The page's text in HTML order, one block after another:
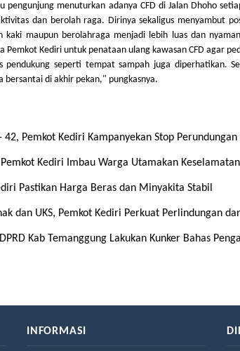
pengunjung menuturkan adanya CFD di Jalan Dhoho
dan berolah raga. Dirinya sekaligus menyambut
maupun berolahraga menjadi lebih luas dan
Pemkot Kediri untuk penataan ulang kawasan CFD agar
seperti tempat sampah juga diperhatikan.
di akhir pekan," pungkasnya.
Pemkot Kediri Kampanyekan Stop
Kediri Imbau Warga Utamakan Keselamatan
Pastikan Harga Beras dan Minyakita Stabil
dan UKS, Pemkot Kediri Perkuat Perlindungan
Kab Temanggung Lakukan Kunker Bahas
INFORMASI